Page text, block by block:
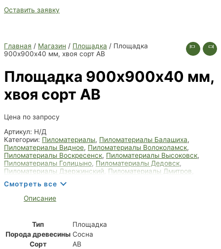
Оставить заявку
Главная / Магазин / Площадка / Площадка
900х900х40 мм, хвоя сорт АВ
Площадка 900х900х40 мм,
хвоя сорт АВ
Цена по запросу
Артикул: Н/Д
Категории: Пиломатериалы, Пиломатериалы Балашиха,
Пиломатериалы Видное, Пиломатериалы Волоколамск,
Пиломатериалы Воскресенск, Пиломатериалы Высоковск,
Пиломатериалы Голицыно, Пиломатериалы Дедовск,
Пиломатериалы Дзержинский
Пиломатериалы Дмитров
Пиломатериалы Дрезна
Пиломатериалы Егорьевск
Пиломатериалы Зарайск
Пиломатериалы Пушкино,Пиломатериалы Фрязино
Пиломатериалы Химки,Пиломатериалы Щёлково
Смотреть все
Описание
Тип
Площадка
Порода древесины Сосна
Сорт
АВ